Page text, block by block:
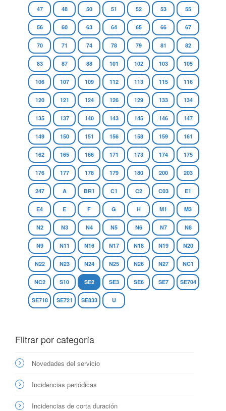
47 48 50 51 52 53 55
56 60 63 64 65 66 67
70 71 74 78 79 81 82
83 87 88 101 102 103 105
106 107 109 112 113 115 116
120 121 124 126 129 133 134
135 137 140 143 145 146 147
149 150 151 156 158 159 161
162 165 166 171 173 174 175
176 177 178 179 180 200 203
247 A BR1 C1 C2 C03 E1
E4 E F G H M1 M3
N2 N3 N4 N5 N6 N7 N8
N9 N11 N16 N17 N18 N19 N20
N22 N23 N24 N25 N26 N27 NC1
NC2 S10 SE2 SE3 SE6 SE7 SE704
SE718 SE721 SE833 U
Filtrar por categoría
Novedades del servicio
Incidencias periódicas
Incidencias de corta duración